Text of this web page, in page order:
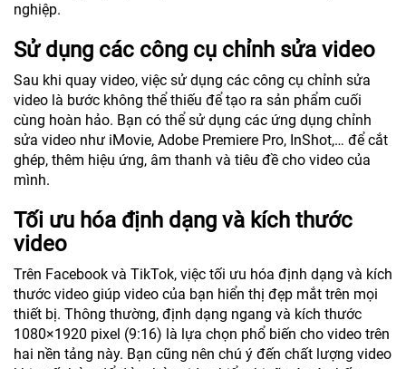
nghiệp.
Sử dụng các công cụ chỉnh sửa video
Sau khi quay video, việc sử dụng các công cụ chỉnh sửa
video là bước không thể thiếu để tạo ra sản phẩm cuối
cùng hoàn hảo. Bạn có thể sử dụng các ứng dụng chỉnh
sửa video như iMovie, Adobe Premiere Pro, InShot,… để cắt
ghép, thêm hiệu ứng, âm thanh và tiêu đề cho video của
mình.
Tối ưu hóa định dạng và kích thước
video
Trên Facebook và TikTok, việc tối ưu hóa định dạng và kích
thước video giúp video của bạn hiển thị đẹp mắt trên mọi
thiết bị. Thông thường, định dạng ngang và kích thước
1080×1920 pixel (9:16) là lựa chọn phổ biến cho video trên
hai nền tảng này. Bạn cũng nên chú ý đến chất lượng video